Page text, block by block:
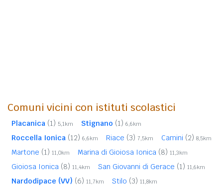
Comuni vicini con istituti scolastici
Placanica (1) 5,1km Stignano (1) 6,6km
Roccella Ionica (12) 6,6km Riace (3) 7,5km Camini (2) 8,5km
Martone (1) 11,0km Marina di Gioiosa Ionica (8) 11,3km
Gioiosa Ionica (8) 11,4km San Giovanni di Gerace (1) 11,6km
Nardodipace (VV) (6) 11,7km Stilo (3) 11,8km